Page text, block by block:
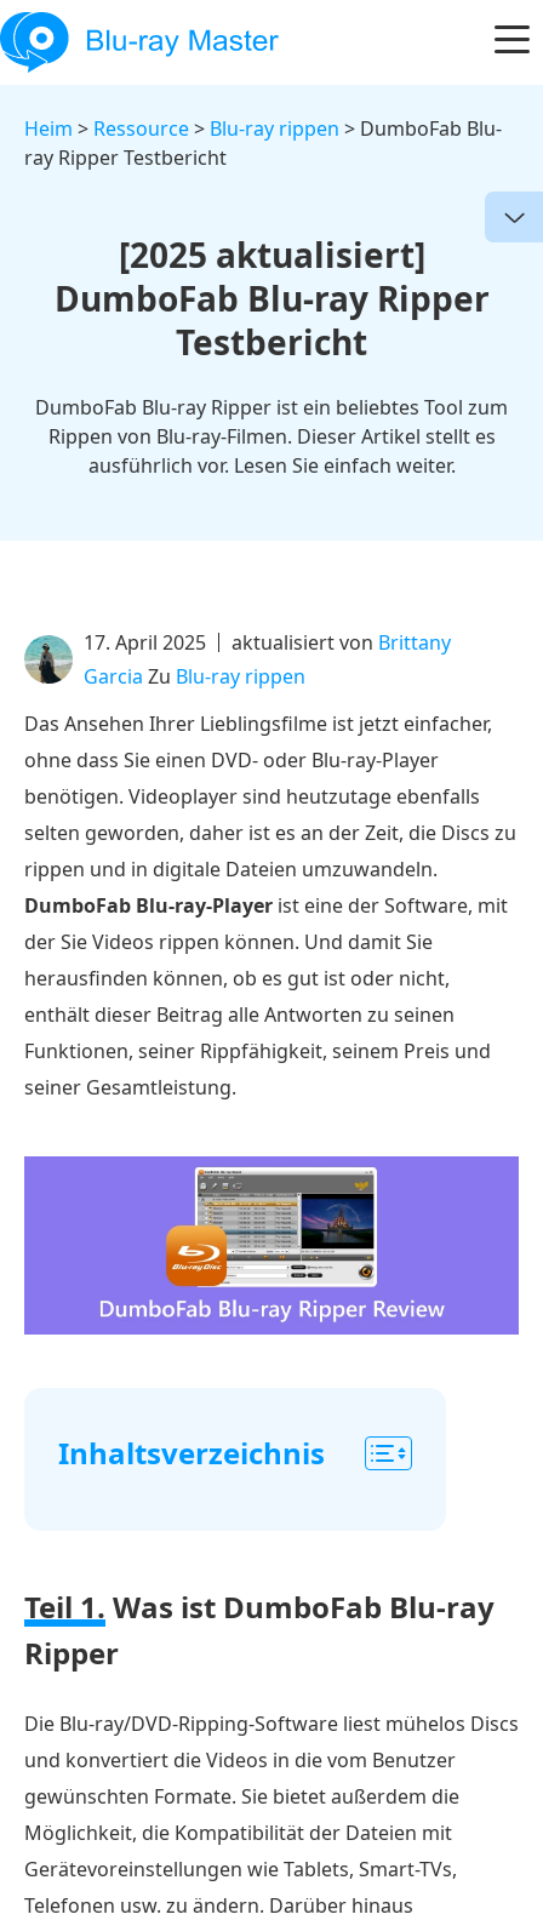
Heim > Ressource> Blu-ray rippen > DumboFab Blu-
ray Ripper Testbericht
[2025 aktualisiert]
DumboFab Blu-ray Ripper
Testbericht
DumboFab Blu-ray Ripper ist ein beliebtes Tool zum
Rippen von Blu-ray-Filmen. Dieser Artikel stellt es
ausführlich vor. Lesen Sie einfach weiter.
17. April 2025 aktualisiert von Brittany
Garcia Zu Blu-ray rippen
Das Ansehen Ihrer Lieblingsfilme ist jetzt einfacher,
ohne dass Sie einen DVD- oder Blu-ray-Player
benötigen. Videoplayer sind heutzutage ebenfalls
selten geworden, daher ist es an der Zeit, die Discs zu
rippen und in digitale Dateien umzuwandeln.
DumboFab Blu-ray-Player ist eine der Software, mit
der Sie Videos rippen können. Und damit Sie
herausfinden können, ob es gut ist oder nicht,
enthält dieser Beitrag alle Antworten zu seinen
Funktionen, seiner Rippfähigkeit, seinem Preis und
seiner Gesamtleistung.
Inhaltsverzeichnis
ist
DumboFab
ray
Ripper
Teil
2.
Detaillierte
Überprüfung
Teil 1. Was ist DumboFab Blu-ray
Ripper
Die Blu-ray/DVD-Ripping-Software liest mühelos Discs
und konvertiert die Videos in die vom Benutzer
gewünschten Formate. Sie bietet außerdem die
Möglichkeit, die Kompatibilität der Dateien mit
Gerätevoreinstellungen wie Tablets, Smart-TVs,
Telefonen usw. zu ändern. Darüber hinaus